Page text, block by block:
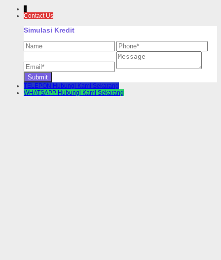
↓
Contact Us
Simulasi Kredit
TELEPON Hubungi Kami Sekarang
WHATSAPP Hubungi Kami Sekarang